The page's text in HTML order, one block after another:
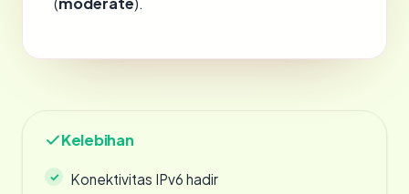
Kelebihan
Konektivitas IPv6 hadir